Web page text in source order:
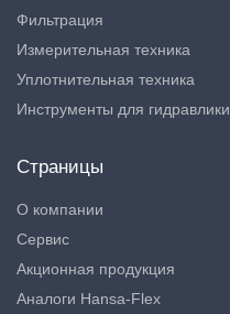
Фильтрация
Измерительная техника
Уплотнительная техника
Инструменты для гидравлики
Страницы
О компании
Сервис
Акционная продукция
Аналоги Hansa-Flex